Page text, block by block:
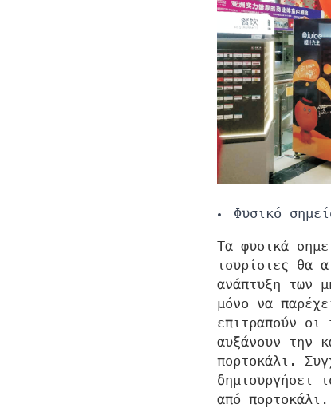
Φυσικό
Τα φυσικά
τουρίστες θα
ανάπτυξη των
μόνο να
επιτραπούν
αυξάνουν την
πορτοκάλι.
δημιουργήσει
από πορτοκάλι.